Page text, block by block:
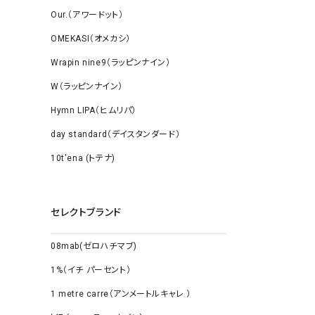
Our.（アワードット）
OMEKASI（オメカシ）
Wrapin nine9（ラッピンナイン）
W（ラッピンナイン）
Hymn LIPA（ヒムリパ）
day standard（デイスタンダード）
10t'ena (トテナ)
セレクトブランド
08mab(ゼロハチマブ)
1%（イチ パーセント）
1 metre carre（アンメートルキャレ ）